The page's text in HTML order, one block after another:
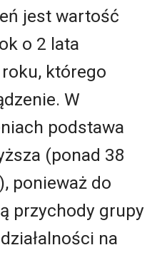
jest wartość
o 2 lata
którego
W
podstawa
(ponad 38
ponieważ do
przychody grupy
na